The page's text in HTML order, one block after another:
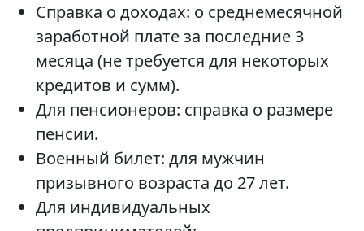
Справка о доходах: о среднемесячной
заработной плате за последние 3
месяца (не требуется для некоторых
кредитов и сумм).
Для пенсионеров: справка о размере
пенсии.
Военный билет: для мужчин
призывного возраста до 27 лет.
Для индивидуальных